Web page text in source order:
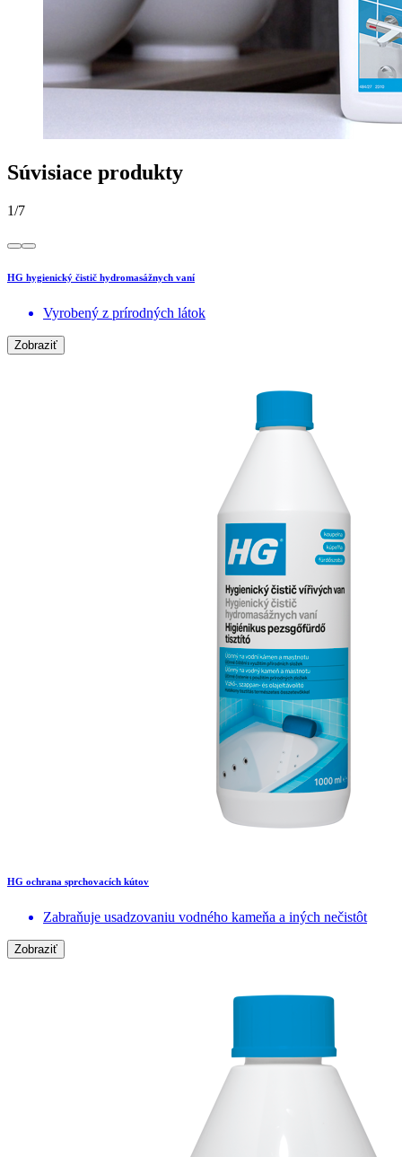
Súvisiace produkty
1/7
HG hygienický čistič hydromasážnych vaní
Vyrobený z prírodných látok
Zobraziť
HG ochrana sprchovacích kútov
Zabraňuje usadzovaniu vodného kameňa a iných nečistôt
Zobraziť